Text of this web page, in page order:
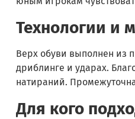
Технологии и
Верх обуви выполнен из
дриблинге и ударах.
натираний.
Для кого